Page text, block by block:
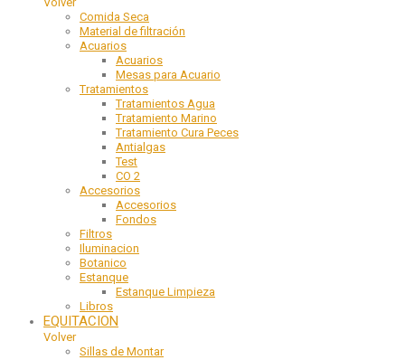
Comida Seca
Material de filtración
Acuarios
Acuarios
Mesas para Acuario
Tratamientos
Tratamientos Agua
Tratamiento Marino
Tratamiento Cura Peces
Antialgas
Test
CO 2
Accesorios
Accesorios
Fondos
Filtros
Iluminacion
Botanico
Estanque
Estanque Limpieza
Libros
EQUITACION
Volver
Sillas de Montar